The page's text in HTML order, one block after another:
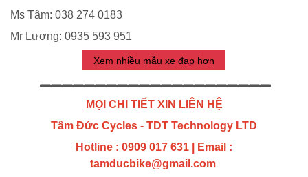
Ms Tâm: 038 274 0183
Mr Lương: 0935 593 951
Xem nhiều mẫu xe đạp hơn
MỌI CHI TIẾT XIN LIÊN HỆ
Tâm Đức Cycles - TDT Technology LTD
Hotline : 0909 017 631 |
Email :
tamducbike@gmail.com